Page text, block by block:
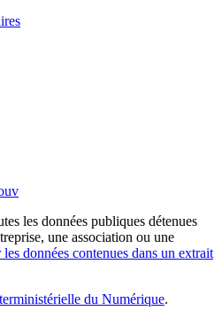
les données publiques détenues
une association ou une
données contenues dans un extrait
du Numérique.